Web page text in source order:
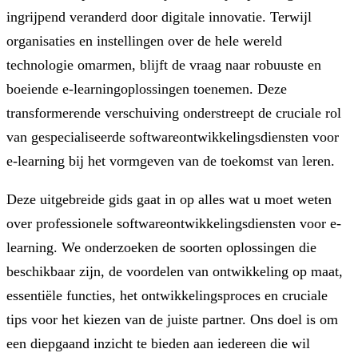
ingrijpend veranderd door digitale innovatie. Terwijl
organisaties en instellingen over de hele wereld
technologie omarmen, blijft de vraag naar robuuste en
boeiende e-learningoplossingen toenemen. Deze
transformerende verschuiving onderstreept de cruciale rol
van gespecialiseerde softwareontwikkelingsdiensten voor
e-learning bij het vormgeven van de toekomst van leren.
Deze uitgebreide gids gaat in op alles wat u moet weten
over professionele softwareontwikkelingsdiensten voor e-
learning. We onderzoeken de soorten oplossingen die
beschikbaar zijn, de voordelen van ontwikkeling op maat,
essentiële functies, het ontwikkelingsproces en cruciale
tips voor het kiezen van de juiste partner. Ons doel is om
een ​​diepgaand inzicht te bieden aan iedereen die wil